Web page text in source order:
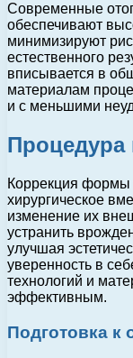
Современные
обеспечивают
минимизируют
естественного
вписывается в
материалам
и с меньшими
Коррекция формы
хирургическое
изменение их
устранить
улучшая
уверенность в
технологий и
эффективным.
Подготовка к